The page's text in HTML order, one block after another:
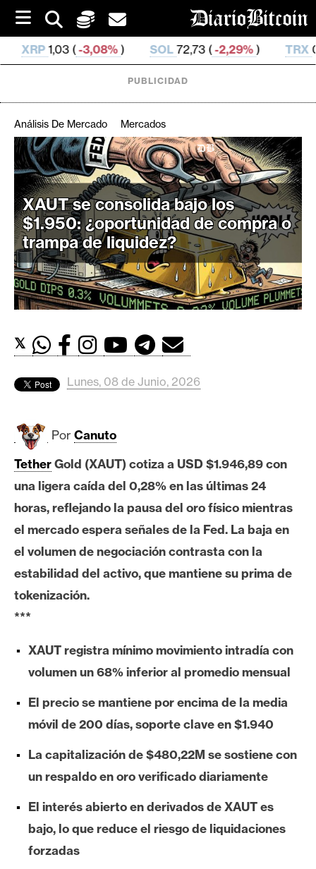
i
t
o
SOL 72,73 (-2,29% ) TRX0,326 946 ( -0,24% )
C
r
i
p
t
o
M
e
r
d
s
B
t
c
o
i
E
e
e
u
m
I
A
A
n
PUBLICIDAD
Análisis De Mercado Mercados
XAUT se consolida bajo los
$1.950: ¿oportunidad de compra o
trampa de liquidez?
𝕏
Lunes, 08 de Junio, 2026
Por Canuto
TetherGold (XAUT) cotiza a USD $1.946,89 con
una ligera caída del 0,28% en las últimas 24
horas, reflejando la pausa del oro físico mientras
el mercado espera señales de la Fed. La baja en
el volumen de negociación contrasta con la
estabilidad del activo, que mantiene su prima de
tokenización.
***
XAUT registra mínimo movimiento intradía con
volumen un 68% inferior al promedio mensual
El precio se mantiene por encima de la media
móvil de 200 días, soporte clave en $1.940
La capitalización de $480,22M se sostiene con
un respaldo en oro verificado diariamente
El interés abierto en derivados de XAUT es
bajo, lo que reduce el riesgo de liquidaciones
forzadas